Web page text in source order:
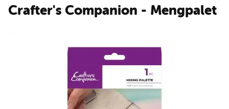
Crafter's Companion - Mengpalet